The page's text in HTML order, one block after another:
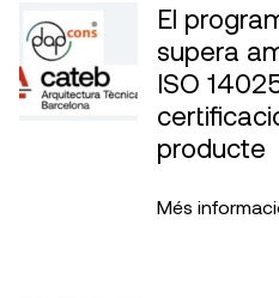
El
supera
ISO
producte
Més